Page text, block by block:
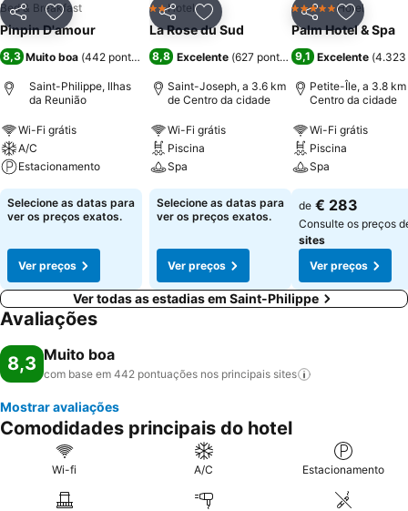
PartilharAdicionar aos favoritos
Bed & Breakfast
Pinpin D'amour
8,3 Muito boa (442 pontuações)
Saint-Philippe, Ilhas
da Reunião
Wi-Fi grátis
A/C
Estacionamento
Selecione as datas para
ver os preços exatos.
Ver preços
PartilharAdicionar aos favoritos
2 Estrelas
Hotel
La Rose du Sud
8,8 Excelente (627 pontuações )
Saint-Joseph, a 3.6 km
de Centro da cidade
Wi-Fi grátis
Piscina
Spa
Selecione as datas para
ver os preços exatos.
Ver preços
Partilhar
5 EstrelasHotel
Palm Hotel & Spa
9,1 Excelente (4.323
Petite-Île, a 3.8
Centro da cidade
Wi-Fi grátis
Piscina
Spa
de € 283
Consulte os preços
sites
Ver preços
Ver todas as estadias em Saint-Philippe
Avaliações
8,3 Muito boa
com base em 442 pontuações nos principais sites
Mostrar avaliações
Comodidades principais do hotel
Wi-fi A/C Estacionamento